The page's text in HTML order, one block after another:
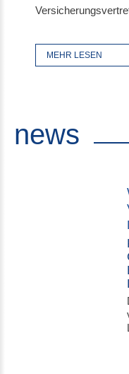
MEHR LESEN
news